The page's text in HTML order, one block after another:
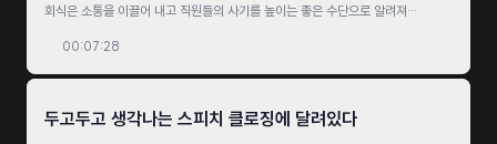
회식은 소통을 이끌어 내고 직원들의 사기를 높이는 좋은 수단으로 알려져
없다고 합니다. 그렇다면 대체 어떻게 해야 이들이 좋아할 만한 회식을 만들 수
00:07:28
두고두고 생각나는 스피치 클로징에 달려있다